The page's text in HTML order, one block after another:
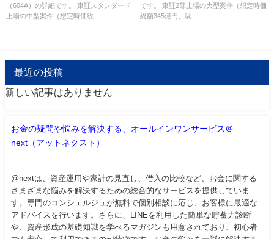
（604A）の詳細です。 東証スタンダード
上場の中型案件（想定時価総...
です。 東証2部上場の大型案件（想定時価
総額345億円、吸...
最近の投稿
新しい記事はありません
お金の疑問や悩みを解決する、オールインワンサービス＠
next（アットネクスト）
@nextは、資産運用や家計の見直し、借入の比較など、お金に関する
さまざまな悩みを解決するための総合的なサービスを提供していま
す。専門のコンシェルジュが無料で個別相談に応じ、お客様に最適な
アドバイスを行います。さらに、LINEを利用した簡単な貯蓄力診断
や、資産形成の基礎知識を学べるマガジンも用意されており、初心者